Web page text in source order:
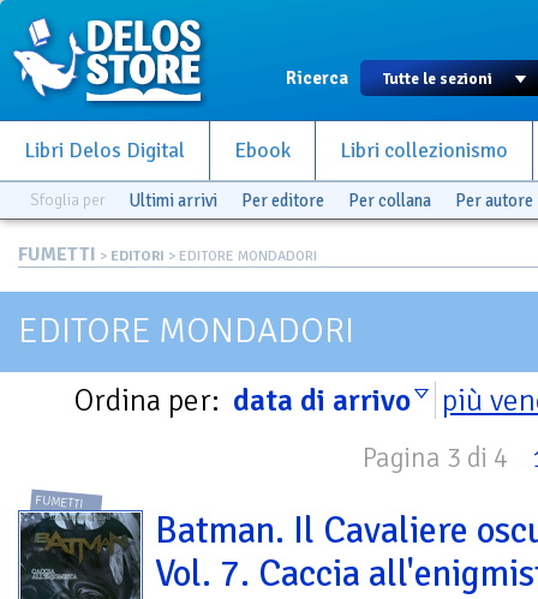
Ricerca
Libri Delos Digital Ebook Libri collezionismo
Sfoglia per Ultimi arrivi Per editore Per collana Per autore
FUMETTI > EDITORI > EDITORE MONDADORI
EDITORE MONDADORI
Ordina per: data di arrivo più
Pagina 3 di 4
FUMETTI
Batman. Il Cavaliere
Vol. 7. Caccia